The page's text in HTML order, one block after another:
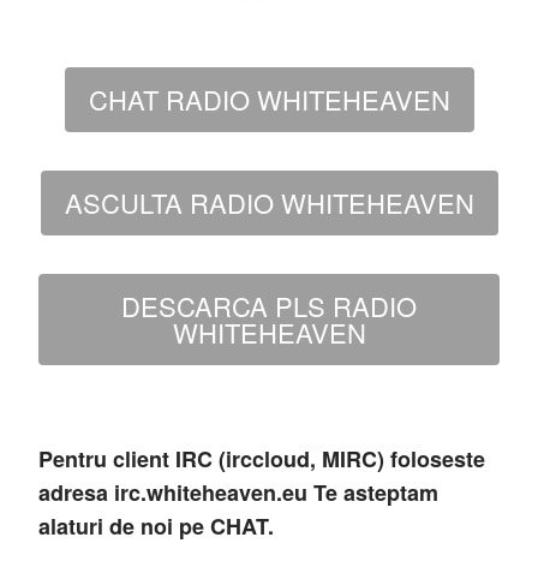
CHAT RADIO WHITEHEAVEN
ASCULTA RADIO WHITEHEAVEN
DESCARCA PLS RADIO
WHITEHEAVEN
Pentru client IRC (irccloud, MIRC) foloseste
adresa irc.whiteheaven.eu Te asteptam
alaturi de noi pe CHAT.